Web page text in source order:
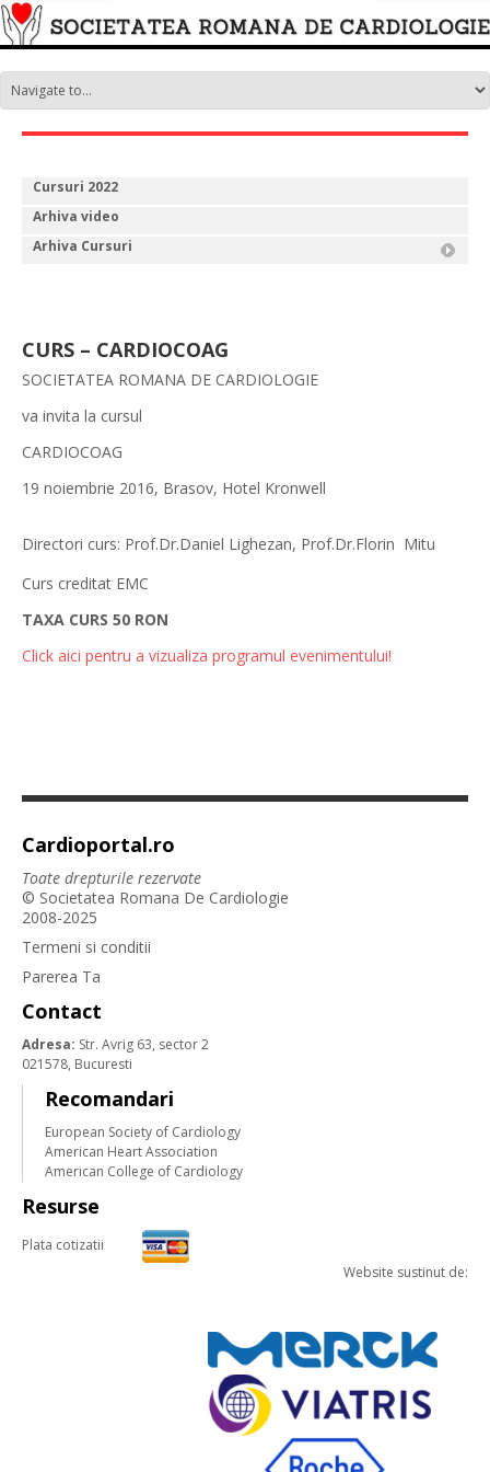
Cursuri 2022
Arhiva video
Arhiva Cursuri
CURS – CARDIOCOAG
SOCIETATEA ROMANA DE CARDIOLOGIE
va invita la cursul
CARDIOCOAG
19 noiembrie 2016, Brasov, Hotel Kronwell
Directori curs: Prof.Dr.Daniel Lighezan, Prof.Dr.Florin Mitu
Curs creditat EMC
TAXA CURS 50 RON
Click aici pentru a vizualiza programul evenimentului!
Cardioportal.ro
Toate drepturile rezervate
© Societatea Romana De Cardiologie
2008-2025
Termeni si conditii
Parerea Ta
Contact
Adresa: Str. Avrig 63, sector 2
021578, Bucuresti
Recomandari
European Society of Cardiology
American Heart Association
American College of Cardiology
Resurse
Plata cotizatii
Website sustinut de: